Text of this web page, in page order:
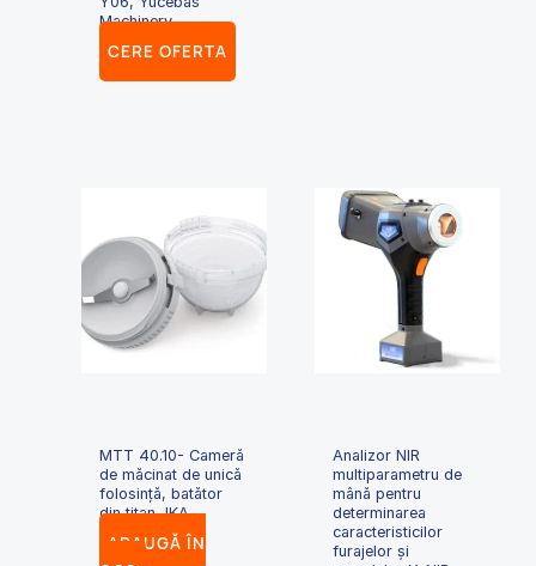
Machinery
CERE OFERTA
MTT 40.10- Cameră
de măcinat de unică
folosință, batător
din titan, IKA
ADAUGĂ ÎN
Analizor NIR
multiparametru de
mână pentru
determinarea
caracteristicilor
furajelor și